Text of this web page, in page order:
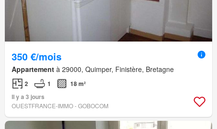
350 €/mois
Appartement à 29000, Quimper, Finistère, Bretagne
2 1
18 m²
Il y a 3 jours
OUESTFRANCE-IMMO - GOBOCOM